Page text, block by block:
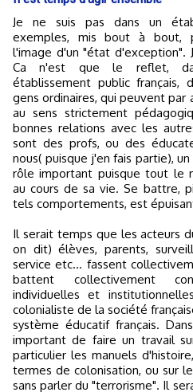
Je ne suis pas dans un établissement particulier. Ces
exemples, mis bout à bout,
l'image d'un "état d'exception".
Ca n'est que le reflet,
établissement public français,
gens ordinaires, qui peuvent par
au sens strictement
bonnes relations avec les
sont des profs, ou des
nous( puisque j'en fais partie),
rôle important puisque tout le
au cours de sa vie. Se battre,
tels comportements, est
Il serait temps que les acteurs
on dit) élèves, parents,
service etc... fassent
battent collectivement
individuelles et
colonialiste de la société
système éducatif français.
important de faire un travail
particulier les manuels
termes de colonisation, ou sur
sans parler du "terrorisme". Il